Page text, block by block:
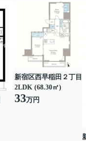
新宿区西早稲田２丁目
2LDK (68.30㎡)
33万円